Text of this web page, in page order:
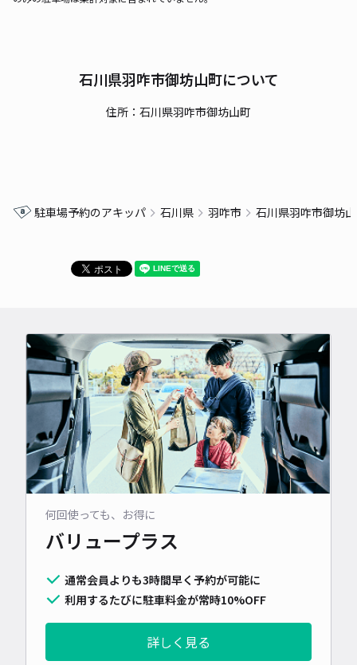
石川県羽咋市御坊山町について
住所：石川県羽咋市御坊山町
駐車場予約のアキッパ 石川県 羽咋市 石川県羽咋市御坊
何回使っても、お得に
バリュープラス
通常会員よりも3時間早く予約が可能に
利用するたびに駐車料金が常時10%OFF
詳しく見る